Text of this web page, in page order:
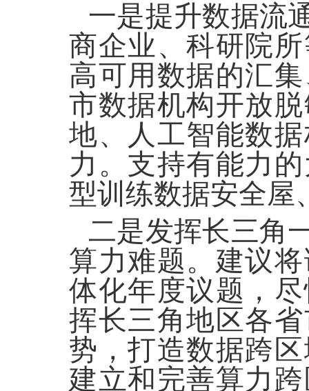
一是提升数据流
商企业、科研院
高可用数据的汇
市数据机构开放
地、人工智能数
力。支持有能力
型训练数据安全屋
二是发挥长三角
算力难题。建议
体化年度议题，
挥长三角地区各
势，打造数据跨
建立和完善算力